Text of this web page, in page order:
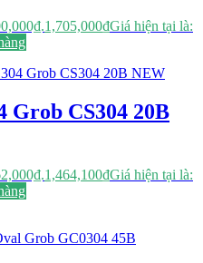
1,705,000₫Giá hiện tại là:
Grob CS304 20B
1,464,100₫Giá hiện tại là: